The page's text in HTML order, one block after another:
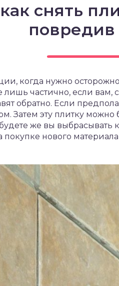
снять
повредив
когда нужно
лишь частично, если вам,
обратно. Если
Затем эту плитку
же вы выбрасывать
покупке нового